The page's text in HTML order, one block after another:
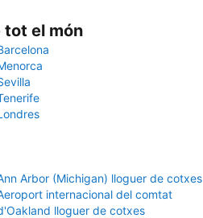
el món
Arbor (Michigan) lloguer de cotxes
internacional del comtat
lloguer de cotxes